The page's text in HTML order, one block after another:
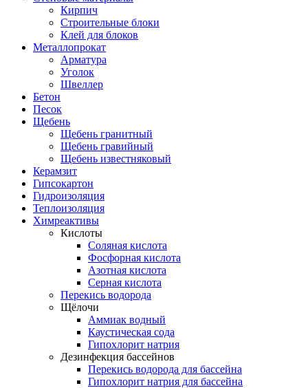
Кирпич
Строительные блоки
Клей для блоков
Металлопрокат
Арматура
Уголок
Швеллер
Бетон
Песок
Щебень
Щебень гранитный
Щебень гравийный
Щебень известняковый
Керамзит
Гипсокартон
Гидроизоляция
Теплоизоляция
Химреактивы
Кислоты
Соляная кислота
Фосфорная кислота
Азотная кислота
Серная кислота
Перекись водорода
Щёлочи
Аммиак водный
Каустическая сода
Гипохлорит натрия
Дезинфекция бассейнов
Перекись водорода для бассейна
Гипохлорит натрия для бассейна